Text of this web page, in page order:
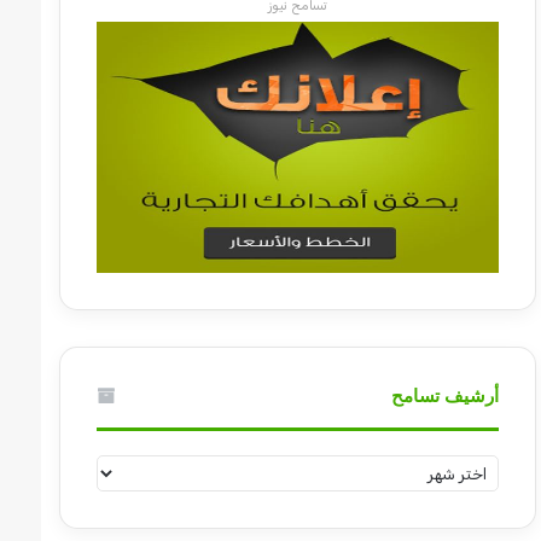
تسامح نيوز
أرشيف تسامح
أرشيف
تسامح